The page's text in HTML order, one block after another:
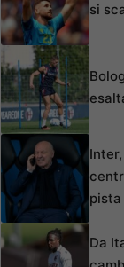
si
Da